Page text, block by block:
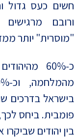
חשים כעס גדול
ורובם
"מוסרית" יותר
כ-60%
בישראל בדרכים
פומבית. ביחס
בין יהודים